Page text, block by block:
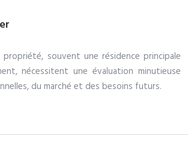
propriété, souvent une résidence principale
nécessitent une évaluation minutieuse
du marché et des besoins futurs.